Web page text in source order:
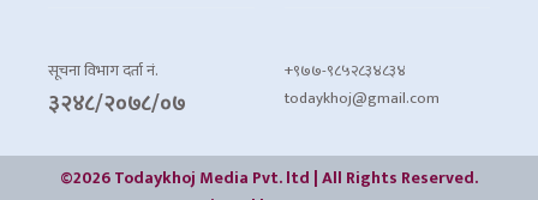
सूचना विभाग दर्ता नं.
३२४८/२०७८/०७
+९७७-९८५२८३४८३४
todaykhoj@gmail.com
©2026 Todaykhoj Media Pvt. ltd | All Rights Reserved.